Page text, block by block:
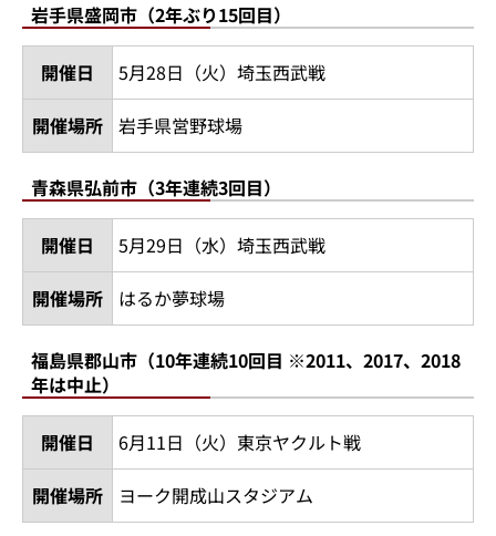
岩手県盛岡市（2年ぶり15回目）
開催日
5月28日（火）埼玉西武戦
開催場所 岩手県営野球場
青森県弘前市（3年連続3回目）
開催日
5月29日（水）埼玉西武戦
開催場所
はるか夢球場
福島県郡山市（10年連続10回目 ※2011、2017、2018
年は中止）
開催日
6月11日（火）東京ヤクルト戦
開催場所
ヨーク開成山スタジアム